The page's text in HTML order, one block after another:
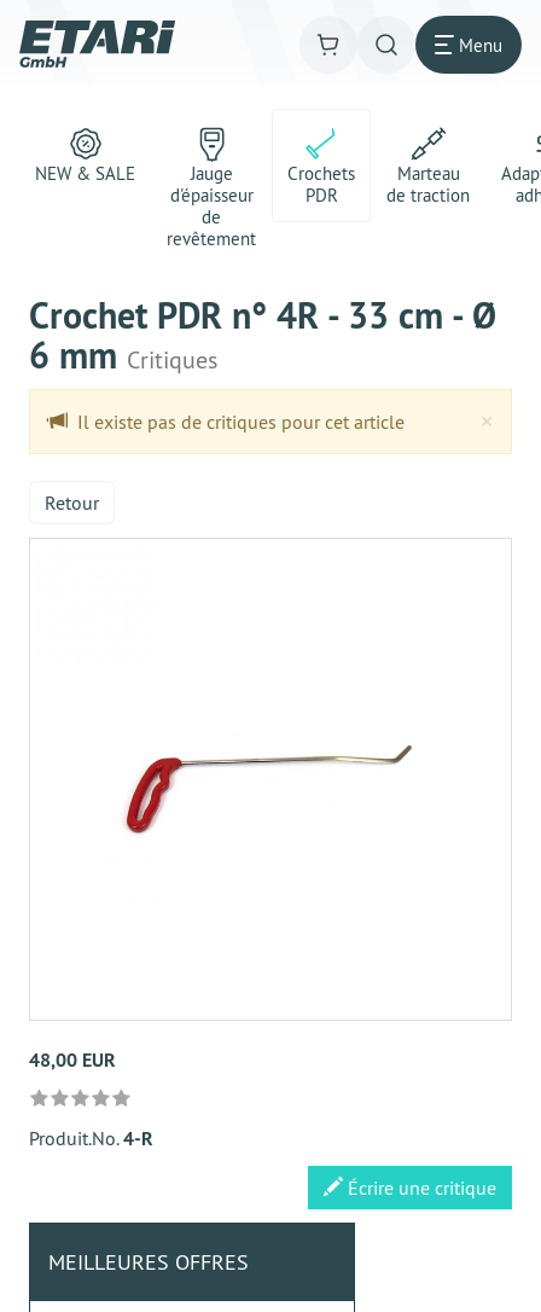
Menu
NEW & SALE
Jauge
d'épaisseur
de
revêtement
Crochets
PDR
Marteau
de traction
Crochet PDR n° 4R - 33 cm - Ø
6 mm Critiques
×
Il existe pas de critiques pour cet article
Retour
48,00 EUR
Produit.No.4-R
Écrire une critique
MEILLEURES OFFRES